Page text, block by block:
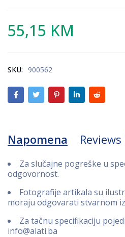
55,15 KM
SKU: 900562
Napomena Reviews
Za slučajne pogreške u
odgovornost.
Fotografije artikala su
moraju odgovarati stvarnom
Za tačnu specifikaciju
info@alati.ba